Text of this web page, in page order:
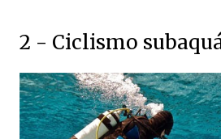
2 - Ciclismo